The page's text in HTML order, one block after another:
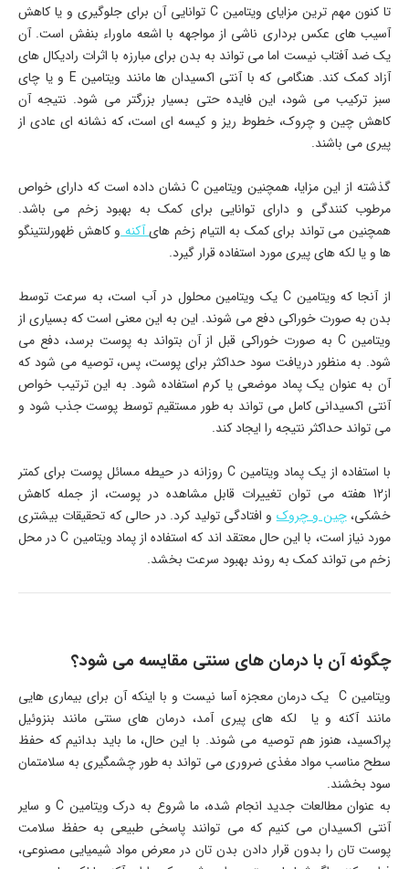
تا کنون مهم ترین مزایای ویتامین C توانایی آن برای جلوگیری و یا کاهش
آسیب های عکس برداری ناشی از مواجهه با اشعه ماوراء بنفش است. آن
یک ضد آفتاب نیست اما می تواند به بدن برای مبارزه با اثرات رادیکال های
آزاد کمک کند. هنگامی که با آنتی اکسیدان ها مانند ویتامین E و یا چای
سبز ترکیب می شود، این فایده حتی بسیار بزرگتر می شود. نتیجه آن
کاهش چین و چروک، خطوط ریز و کیسه ای است، که نشانه ای عادی از
پیری می باشند.
گذشته از این مزایا، همچنین ویتامین C نشان داده است که دارای خواص
مرطوب کنندگی و دارای توانایی برای کمک به بهبود زخم می باشد.
همچنین می تواند برای کمک به التیام زخم هایآکنهو کاهش ظهورلنتینگو
ها و یا لکه های پیری مورد استفاده قرار گیرد.
از آنجا که ویتامین C یک ویتامین محلول در آب است، به سرعت توسط
بدن به صورت خوراکی دفع می شوند. این به این معنی است که بسیاری از
ویتامین C به صورت خوراکی قبل از آن بتواند به پوست برسد، دفع می
شود. به منظور دریافت سود حداکثر برای پوست، پس، توصیه می شود که
آن به عنوان یک پماد موضعی یا کرم استفاده شود. به این ترتیب خواص
آنتی اکسیدانی کامل می تواند به طور مستقیم توسط پوست جذب شود و
می تواند حداکثر نتیجه را ایجاد کند.
با استفاده از یک پماد ویتامین C روزانه در حیطه مسائل پوست برای کمتر
از12 هفته می توان تغییرات قابل مشاهده در پوست، از جمله کاهش
خشکی،چین و چروکو افتادگی تولید کرد. در حالی که تحقیقات بیشتری
مورد نیاز است، با این حال معتقد اند که استفاده از پماد ویتامین C در محل
زخم می تواند کمک به روند بهبود سرعت بخشد.
چگونه آن با درمان های سنتی مقایسه می شود؟
ویتامین C یک درمان معجزه آسا نیست و با اینکه آن برای بیماری هایی
مانند آکنه و یا لکه های پیری آمد، درمان های سنتی مانند بنزوئیل
پراکسید، هنوز هم توصیه می شوند. با این حال، ما باید بدانیم که حفظ
سطح مناسب مواد مغذی ضروری می تواند به طور چشمگیری به سلامتمان
سود بخشند.
به عنوان مطالعات جدید انجام شده، ما شروع به درک ویتامین C و سایر
آنتی اکسیدان می کنیم که می توانند پاسخی طبیعی به حفظ سلامت
پوست تان را بدون قرار دادن بدن تان در معرض مواد شیمیایی مصنوعی،